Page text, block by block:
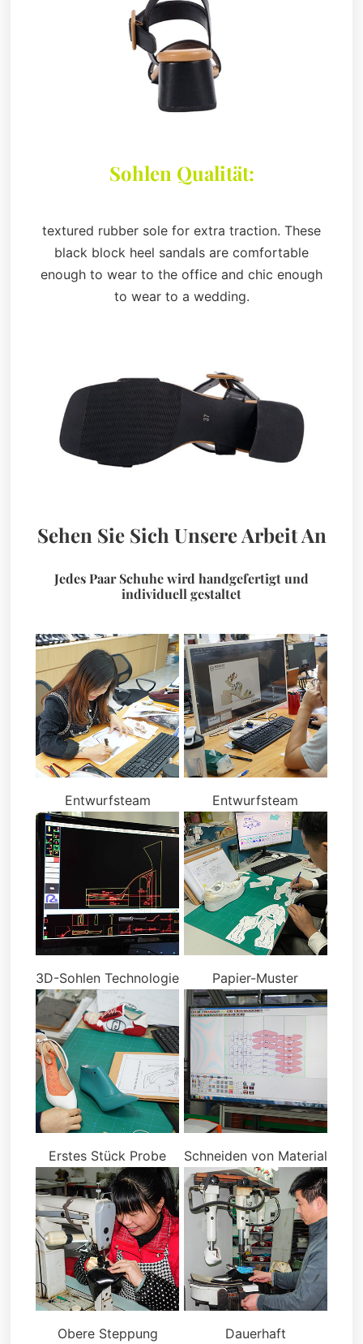
Sohlen Qualität:
textured rubber sole for extra traction. These
black block heel sandals are comfortable
enough to wear to the office and chic enough
to wear to a wedding.
Sehen Sie Sich Unsere Arbeit An
Jedes Paar Schuhe wird handgefertigt und
individuell gestaltet
Entwurfsteam Entwurfsteam
3D-Sohlen Technologie Papier-Muster
Erstes Stück Probe Schneiden von Material
Obere Steppung Dauerhaft